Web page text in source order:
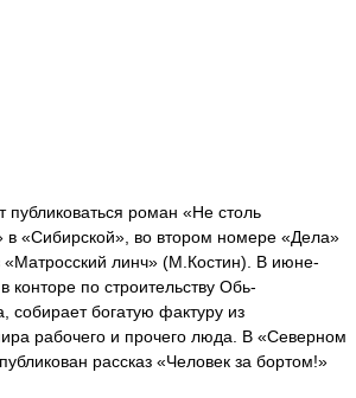
роман «Не столь
в «Сибирской», во втором номере «Дела»
«Матросский линч» (М.Костин). В июне-
конторе по строительству Обь-
собирает богатую фактуру из
рабочего и прочего люда. В «Северном
рассказ «Человек за бортом!»